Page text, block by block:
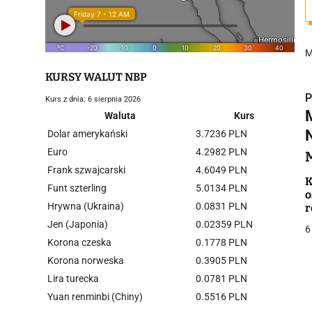
i
KURSY WALUT NBP
Kurs z dnia: 6 sierpnia 2026
Waluta
Kurs
Dolar amerykański
3.7236 PLN
Euro
4.2982 PLN
Frank szwajcarski
4.6049 PLN
Funt szterling
5.0134 PLN
Hrywna (Ukraina)
0.0831 PLN
Jen (Japonia)
0.02359 PLN
Korona czeska
0.1778 PLN
Korona norweska
0.3905 PLN
Lira turecka
0.0781 PLN
Yuan renminbi (Chiny)
0.5516 PLN